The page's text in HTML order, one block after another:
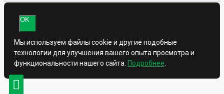
OK
Мы используем файлы cookie и другие подобные
технологии для улучшения вашего опыта просмотра и
функциональности нашего сайта. Подробнее